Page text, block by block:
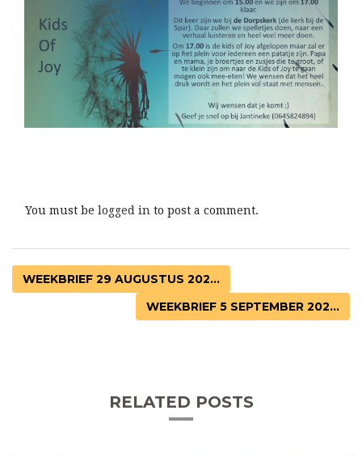
You must be logged in to post a comment.
WEEKBRIEF 29 AUGUSTUS 202...
WEEKBRIEF 5 SEPTEMBER 202...
RELATED POSTS